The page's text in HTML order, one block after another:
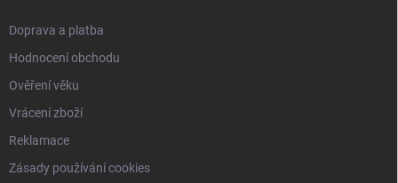
Doprava a platba
Hodnocení obchodu
Ověření věku
Vrácení zboží
Reklamace
Zásady používání cookies